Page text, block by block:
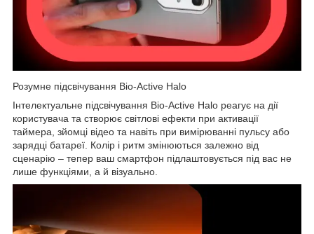
Розумне підсвічування Bio-Active Halo
Інтелектуальне підсвічування Bio-Active Halo реагує на дії
користувача та створює світлові ефекти при активації
таймера, зйомці відео та навіть при вимірюванні пульсу або
зарядці батареї. Колір і ритм змінюються залежно від
сценарію – тепер ваш смартфон підлаштовується під вас не
лише функціями, а й візуально.